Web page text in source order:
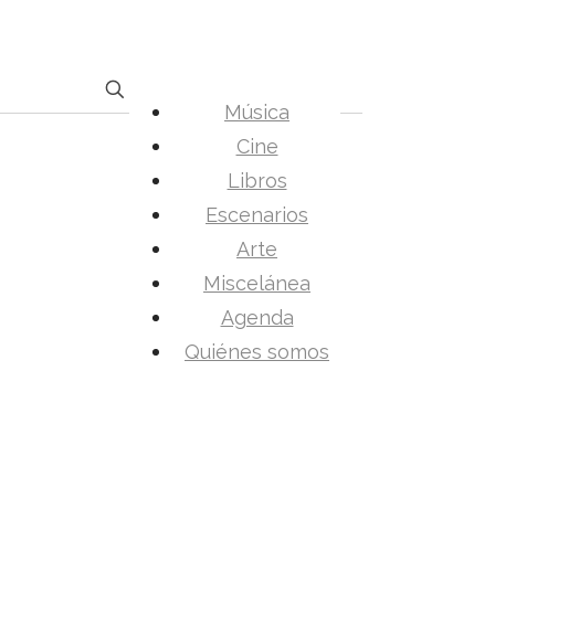
Música
Cine
Libros
Escenarios
Arte
Miscelánea
Agenda
Quiénes somos